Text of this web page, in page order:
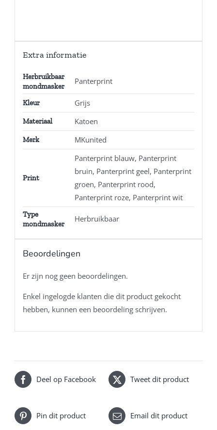
Extra informatie
Herbruikbaar
mondmasker
Panterprint
Kleur Grijs
Materiaal Katoen
Merk MKunited
Print
Panterprint blauw, Panterprint
bruin, Panterprint geel, Panterprint
groen, Panterprint rood,
Panterprint roze, Panterprint wit
Type
mondmasker
Herbruikbaar
Beoordelingen
Er zijn nog geen beoordelingen.
Enkel ingelogde klanten die dit product gekocht
hebben, kunnen een beoordeling schrijven.
Deel op Facebook Tweet dit product
Pin dit product Email dit product